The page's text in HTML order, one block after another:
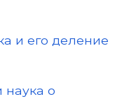
и его деление
наука о